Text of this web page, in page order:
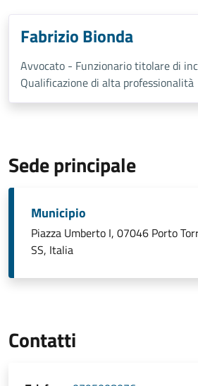
Fabrizio Bionda
Avvocato - Funzionario titolare di
Qualificazione di alta professionalità
Sede principale
Municipio
Piazza Umberto I, 07046 Porto
SS, Italia
Contatti